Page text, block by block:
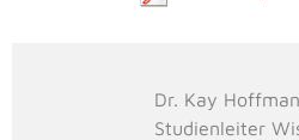
Dr. Kay
Studienleiter